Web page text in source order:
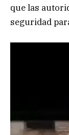
que las
seguridad